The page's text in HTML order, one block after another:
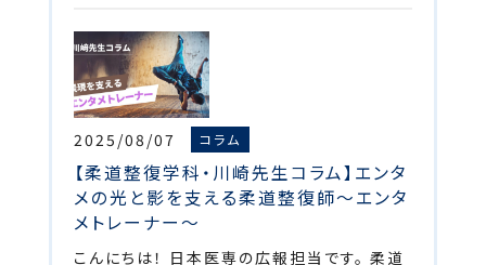
2025/08/07 コラム
【柔道整復学科・川崎先生コラム】エンタ
メの光と影を支える柔道整復師～エンタ
メトレーナー～
こんにちは！ 日本医専の広報担当です。 柔道